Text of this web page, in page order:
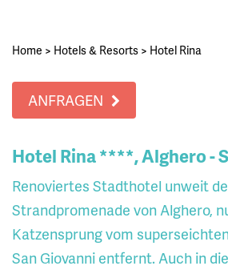
Home > Hotels & Resorts > Hotel Rina
ANFRAGEN
Hotel Rina ****, Alghero -
Renoviertes Stadthotel unweit
Strandpromenade von Alghero,
Katzensprung vom
San Giovanni entfernt. Auch in